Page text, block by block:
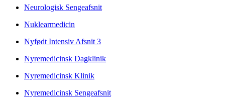
Neurologisk Sengeafsnit
Nuklearmedicin
Nyfødt Intensiv Afsnit 3
Nyremedicinsk Dagklinik
Nyremedicinsk Klinik
Nyremedicinsk Sengeafsnit